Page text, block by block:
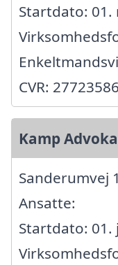
Startdato: 01.
CVR: 27723586
Kamp
Sanderumvej
Ansatte:
Startdato: 01.